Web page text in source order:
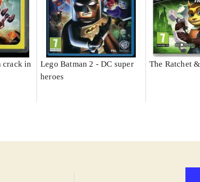
crack in
Lego Batman 2 - DC super
heroes
The Ratchet